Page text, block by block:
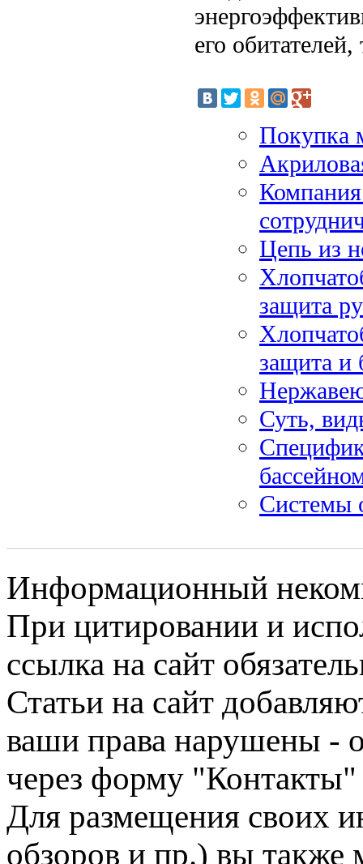
его
Покупка
Цепь из
защита
защита и
Суть,
Системы
Информационный
При цитировании и
ссылка на сайт
Статьи на сайт
ваши права нарушены -
через форму "Контакты"
Для размещения своих
обзоров и пр.) вы также